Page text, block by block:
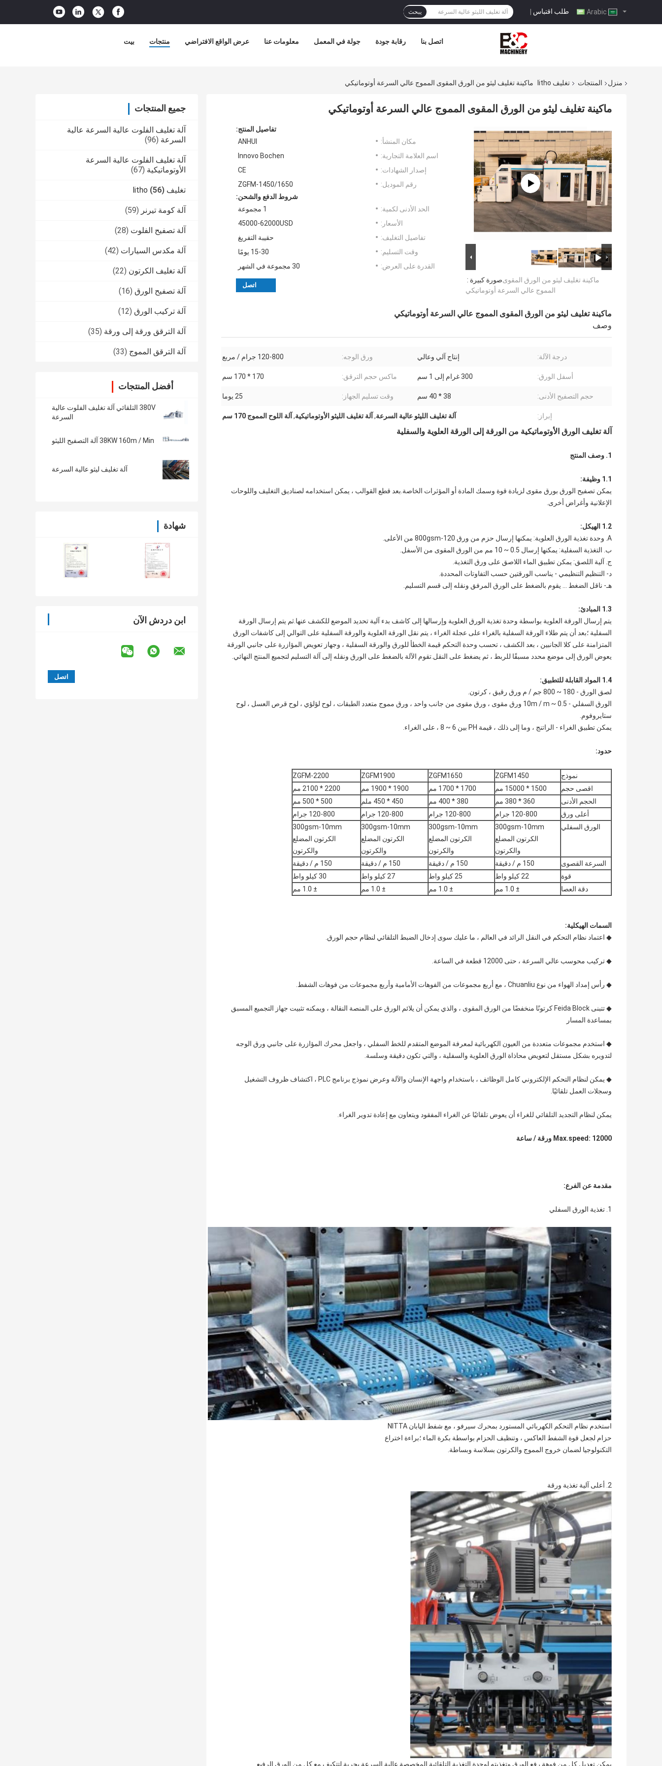
طلب اقتباس | يبحث
بيت منتجات عرض الواقع الافتراضي معلومات عنا جولة في المعمل رقابة جودة اتصل بنا
منزل المنتجات تغليف litho ماكينة تغليف ليثو من الورق المقوى المموج عالي السرعة أوتوماتيكي
جميع المنتجات
آلة تغليف الفلوت عالية السرعة عالية
السرعة (96)
آلة تغليف الفلوت عالية السرعة
الأوتوماتيكية (67)
تغليف litho (56)
آلة كومة تيرنر (59)
آلة تصفيح الفلوت (28)
آلة مكدس السيارات (42)
آلة تغليف الكرتون (22)
آلة تصفيح الورق (16)
آلة تركيب الورق (12)
آلة الترقق ورقة إلى ورقة (35)
آلة الترقق المموج (33)
أفضل المنتجات
380V التلقائي آلة تغليف الفلوت عالية
السرعة
38KW 160m / Min آلة التصفيح الليثو
آلة تغليف ليثو عالية السرعة
شهادة
ابن دردش الآن
ماكينة تغليف ليثو من الورق المقوى المموج عالي السرعة أوتوماتيكي
صورة كبيرة :ماكينة تغليف ليثو من الورق المقوى
المموج عالي السرعة أوتوماتيكي
تفاصيل المنتج:
مكان المنشأ:
ANHUI
اسم العلامة التجارية:
Innovo Bochen
إصدار الشهادات:
CE
رقم الموديل:
ZGFM-1450/1650
شروط الدفع والشحن:
الحد الأدنى لكمية:
1 مجموعة
الأسعار:
45000-62000USD
تفاصيل التغليف:
حقيبة التفريغ
وقت التسليم:
15-30 يومًا
القدرة على العرض:
30 مجموعة في الشهر
اتصل
ماكينة تغليف ليثو من الورق المقوى المموج عالي السرعة أوتوماتيكي
وصف
درجة الآلة: إنتاج آلي وعالي ورق الوجه: 120-800 جرام / مربع
أسفل الورق: 300 غرام إلى 1 سم ماكس حجم الترقق: 170 * 170 سم
حجم التصفيح الأدنى: 38 * 40 سم وقت تسليم الجهاز: 25 يوما
إبراز: آلة تغليف الليثو عالية السرعة, آلة تغليف الليثو الأوتوماتيكية, آلة اللوح المموج 170 سم
آلة تغليف الورق الأوتوماتيكية من الورقة إلى الورقة العلوية والسفلية
1. وصف المنتج
1.1 وظيفة:
يمكن تصفيح الورق بورق مقوى لزيادة قوة وسمك المادة أو المؤثرات الخاصة.بعد قطع القوالب ، يمكن استخدامه لصناديق التغليف واللوحات
الإعلانية وأغراض أخرى.
1.2 الهيكل:
A. وحدة تغذية الورق العلوية: يمكنها إرسال حزم من ورق 120-800gsm من الأعلى.
ب. التغذية السفلية: يمكنها إرسال 0.5 ~ 10 مم من الورق المقوى من الأسفل.
ج. آلية اللصق: يمكن تطبيق الماء اللاصق على ورق التغذية.
د- التنظيم التنظيمي - يناسب الورقتين حسب التفاوتات المحددة.
هـ- ناقل الضغط ... يقوم بالضغط على الورق المرفق ونقله إلى قسم التسليم.
1.3 المبادئ:
يتم إرسال الورقة العلوية بواسطة وحدة تغذية الورق العلوية وإرسالها إلى كاشف بدء آلية تحديد الموضع للكشف عنها.ثم يتم إرسال الورقة
السفلية ؛بعد أن يتم طلاء الورقة السفلية بالغراء على عجلة الغراء ، يتم نقل الورقة العلوية والورقة السفلية على التوالي إلى كاشفات الورق
المتزامنة على كلا الجانبين ، بعد الكشف ، تحسب وحدة التحكم قيمة الخطأ للورق والورقة السفلية ، وجهاز تعويض المؤازرة على جانبي الورقة
يعوض الورق إلى موضع محدد مسبقًا للربط ، ثم يضغط على النقل.تقوم الآلة بالضغط على الورق ونقله إلى آلة التسليم لتجميع المنتج النهائي.
1.4 المواد القابلة للتطبيق:
لصق الورق - 180 ~ 800 جم / م ورق رقيق ، كرتون.
الورق السفلي - 0.5 ~ 10m / m ورق مقوى ، ورق مقوى من جانب واحد ، ورق مموج متعدد الطبقات ، لوح لؤلؤي ، لوح قرص العسل ، لوح
ستايروفوم.
يمكن تطبيق الغراء - الراتنج ، وما إلى ذلك ، قيمة PH بين 6 ~ 8 ، على الغراء.
حدود:
نموذج ZGFM1450
ZGFM1650
ZGFM1900
ZGFM-2200
اقصى حجم
1500 * 15000 مم 1700 * 1700 مم 1900 * 1900 مم
2200 * 2100 مم
الحجم الأدنى
360 * 380 مم 380 * 400 مم 450 * 450 ملم
500 * 500 مم
أعلى ورق
120-800 جرام 120-800 جرام 120-800 جرام
120-800 جرام
الورق السفلي
300gsm-10mm
الكرتون المضلع
والكرتون
300gsm-10mm
الكرتون المضلع
والكرتون
300gsm-10mm
الكرتون المضلع
والكرتون
300gsm-10mm
الكرتون المضلع
والكرتون
السرعة القصوى
150 م / دقيقة 150 م / دقيقة 150 م / دقيقة
150 م / دقيقة
قوة
22 كيلو واط 25 كيلو واط 27 كيلو واط
30 كيلو واط
دقة العصا
± 1.0 مم ± 1.0 مم ± 1.0 مم ± 1.0 مم
السمات الهيكلية:
◆ اعتماد نظام التحكم في النقل الرائد في العالم ، ما عليك سوى إدخال الضبط التلقائي لنظام حجم الورق.
◆ تركيب محوسب عالي السرعة ، حتى 12000 قطعة في الساعة.
◆ رأس إمداد الهواء من نوع Chuanliu ، مع أربع مجموعات من الفوهات الأمامية وأربع مجموعات من فوهات الشفط.
◆ تتبنى Feida Block كرتونًا منخفضًا من الورق المقوى ، والذي يمكن أن يلائم الورق على المنصة النقالة ، ويمكنه تثبيت جهاز التجميع المسبق
بمساعدة المسار
◆ استخدم مجموعات متعددة من العيون الكهربائية لمعرفة الموضع المتقدم للخط السفلي ، واجعل محرك المؤازرة على جانبي ورق الوجه
لتدويره بشكل مستقل لتعويض محاذاة الورق العلوية والسفلية ، والتي تكون دقيقة وسلسة.
◆ يمكن لنظام التحكم الإلكتروني كامل الوظائف ، باستخدام واجهة الإنسان والآلة وعرض نموذج برنامج PLC ، اكتشاف ظروف التشغيل
وسجلات العمل تلقائيًا.
يمكن لنظام التجديد التلقائي للغراء أن يعوض تلقائيًا عن الغراء المفقود ويتعاون مع إعادة تدوير الغراء.
Max.speed: 12000 ورقة / ساعة
مقدمة عن الفرع:
1. تغذية الورق السفلي
استخدم نظام التحكم الكهربائي المستورد بمحرك سيرفو ، مع شفط اليابان NITTA
حزام لجعل قوة الشفط العاكس ، وتنظيف الحزام بواسطة بكرة الماء ؛براءة اختراع
التكنولوجيا لضمان خروج المموج والكرتون بسلاسة وبساطة.
2. أعلى آلية تغذية ورقة
يمكن تعديل كل من فوهة رفع الورق وتغذيته لوحدة التغذية التلقائية المخصصة عالية السرعة بحرية لتتكيف مع كل من الورق الرفيع